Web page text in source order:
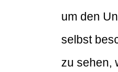
um den
selbst
zu sehen,